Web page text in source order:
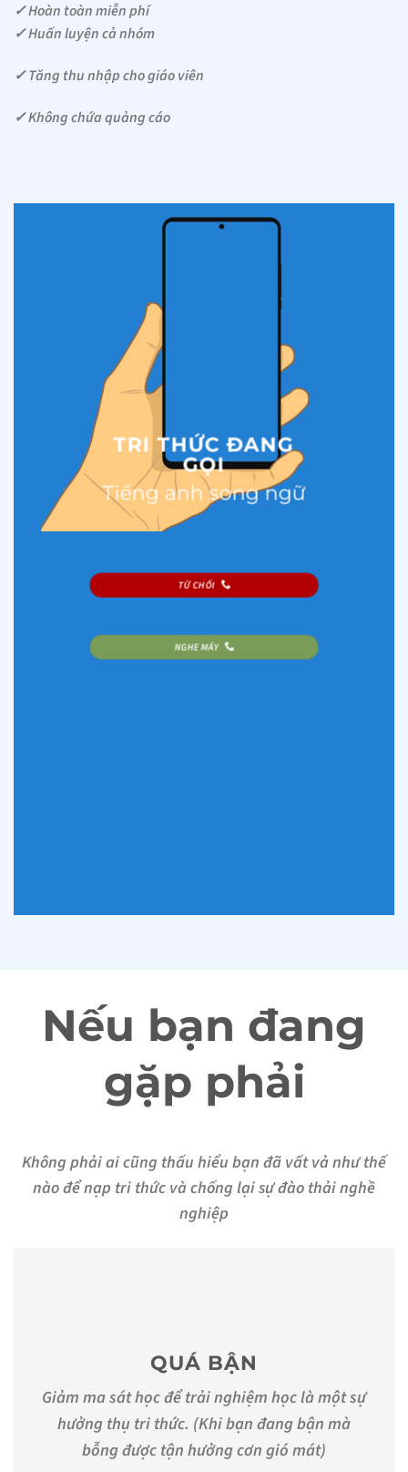
✓ Hoàn toàn miễn phí
✓ Huấn luyện cả nhóm
✓ Tăng thu nhập cho giáo viên
✓ Không chứa quảng cáo
TRI THỨC ĐANG
GỌI
Tiếng anh song ngữ
TỪ CHỐI
NGHE MÁY
Nếu bạn đang
gặp phải
Không phải ai cũng thấu hiểu bạn đã vất vả như thế
nào để nạp tri thức và chống lại sự đào thải nghề
nghiệp
QUÁ BẬN
Giảm ma sát học để trải nghiệm học là một sự
hưởng thụ tri thức. (Khi bạn đang bận mà
bỗng được tận hưởng cơn gió mát)